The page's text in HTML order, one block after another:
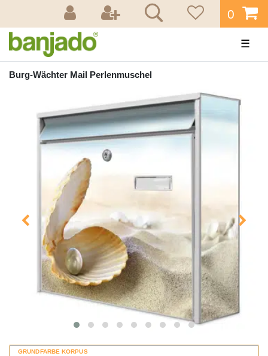
0
☰
Burg-Wächter Mail Perlenmuschel
GRUNDFARBE KORPUS